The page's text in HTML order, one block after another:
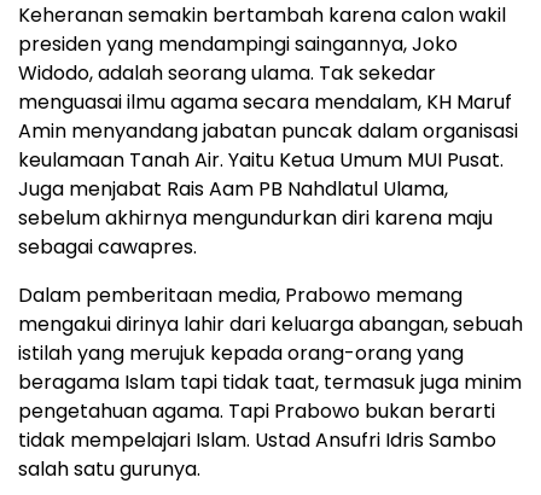
Keheranan semakin bertambah karena calon wakil
presiden yang mendampingi saingannya, Joko
Widodo, adalah seorang ulama. Tak sekedar
menguasai ilmu agama secara mendalam, KH Maruf
Amin menyandang jabatan puncak dalam organisasi
keulamaan Tanah Air. Yaitu Ketua Umum MUI Pusat.
Juga menjabat Rais Aam PB Nahdlatul Ulama,
sebelum akhirnya mengundurkan diri karena maju
sebagai cawapres.
Dalam pemberitaan media, Prabowo memang
mengakui dirinya lahir dari keluarga abangan, sebuah
istilah yang merujuk kepada orang-orang yang
beragama Islam tapi tidak taat, termasuk juga minim
pengetahuan agama. Tapi Prabowo bukan berarti
tidak mempelajari Islam. Ustad Ansufri Idris Sambo
salah satu gurunya.